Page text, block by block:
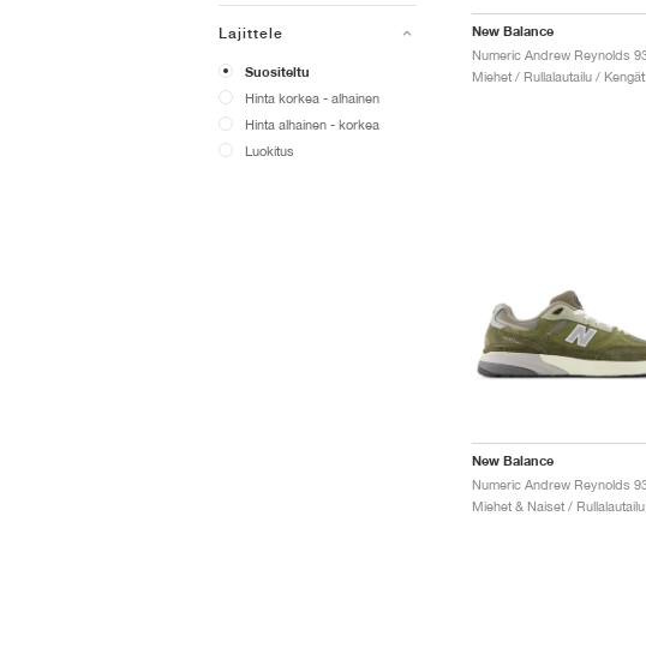
Lajittele
Suositeltu
Hinta korkea - alhainen
Hinta alhainen - korkea
Luokitus
New Balance
Miehet / Rullalautailu / Kengät
New Balance